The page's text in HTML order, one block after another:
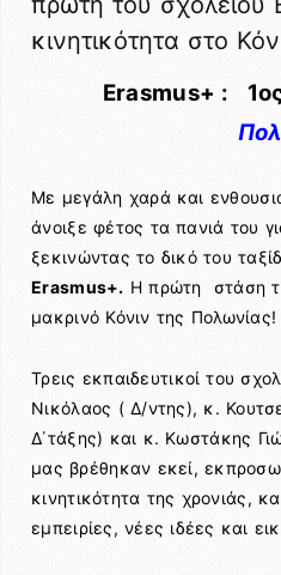
κινητικότητα στο
Erasmus+ :
Με μεγάλη χαρά και
άνοιξε φέτος τα πανιά του
ξεκινώντας το δικό του
Erasmus+. Η πρώτη στάση
μακρινό Κόνιν της Πολωνίας!
Τρεις εκπαιδευτικοί του
Νικόλαος ( Δ/ντης), κ.
Δ΄τάξης) και κ. Κωστάκης
μας βρέθηκαν εκεί,
κινητικότητα της χρονιάς,
εμπειρίες, νέες ιδέες και